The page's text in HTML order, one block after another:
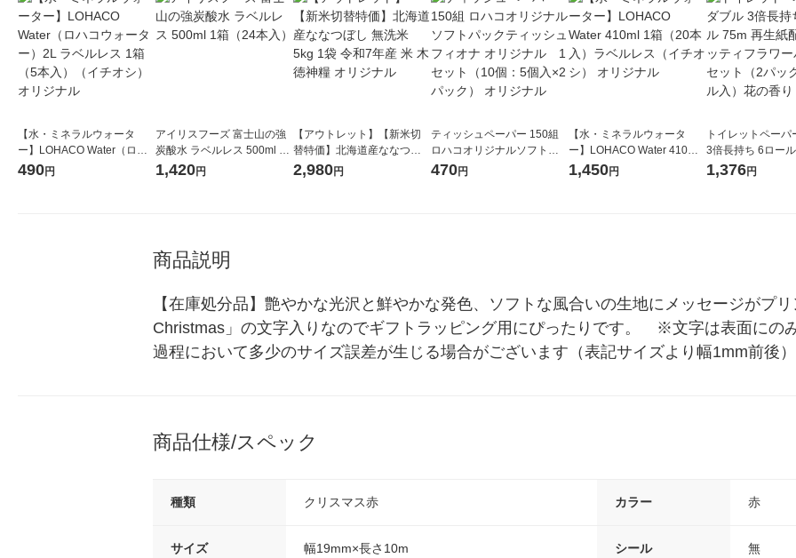
【水・ミネラルウォータ
ー】LOHACO Water（ロハ
コウォーター）2L ラベルレ
490円
アイリスフーズ 富士山の強
炭酸水 ラベルレス 500ml 1
箱（24本入）
1,420円
【アウトレット】【新米切
替特価】北海道産ななつぼ
し 無洗米 5kg 1袋 令和7年産
2,980円
ティッシュペーパー 150組
ロハコオリジナルソフトパ
ックティッシュ フィオナ オ
470円
【水・ミネラルウォータ
ー】LOHACO Water 410ml
1箱（20本入）ラベルレス
1,450円
トイレットペーパ
3倍長持ち 6ロール 75m 再生
紙配合 スコッティ
1,376円
商品説明
【在庫処分品】艶やかな光沢と鮮やかな発色、ソフトな風合いの生地にメッセージがプ
Christmas」の文字入りなのでギフトラッピング用にぴったりです。　※文字は表面にの
過程において多少のサイズ誤差が生じる場合がございます（表記サイズより幅1mm前後
商品仕様/スペック
種類 クリスマス赤 カラー 赤
サイズ 幅19mm×長さ10m シール 無